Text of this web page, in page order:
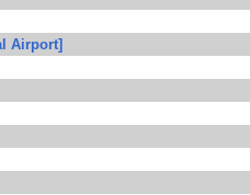
Airport]